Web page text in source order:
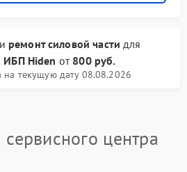
ремонт силовой части для
ИБП Hiden от 800 руб.
на текущую дату 08.08.2026
центра